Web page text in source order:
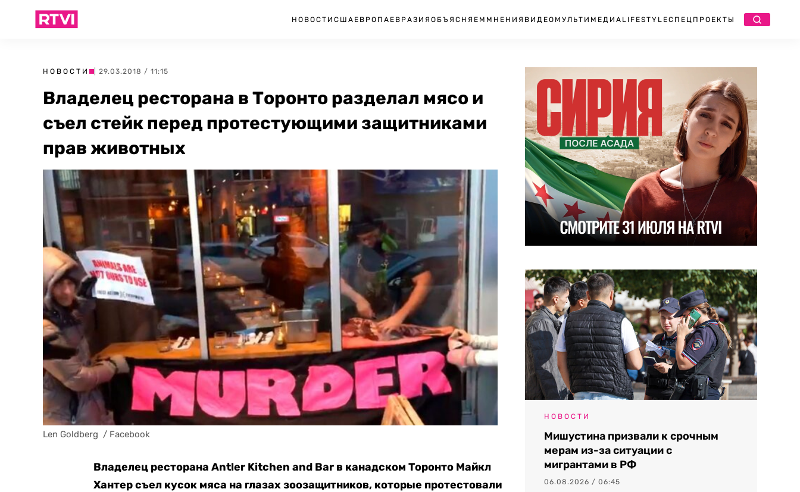
НОВОСТИ США ЕВРОПА ЕВРАЗИЯ ОБЪЯСНЯЕМ МНЕНИЯ ВИДЕО МУЛЬТИМЕДИА LIFESTYLEСПЕЦПРОЕКТЫ
НОВОСТИ | 29.03.2018 / 11:15
Владелец ресторана в Торонто разделал мясо и
съел стейк перед протестующими защитниками
прав животных
Len Goldberg  / Facebook
Владелец ресторана Antler Kitchen and Bar в канадском Торонто Майкл
Хантер съел кусок мяса на глазах зоозащитников, которые протестовали
НОВОСТИ
Мишустина призвали к срочным
мерам из-за ситуации с
мигрантами в РФ
06.08.2026 / 06:45